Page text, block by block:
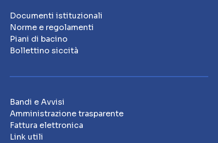
Documenti istituzionali
Norme e regolamenti
Piani di bacino
Bollettino siccità
Bandi e Avvisi
Amministrazione trasparente
Fattura elettronica
Link utili